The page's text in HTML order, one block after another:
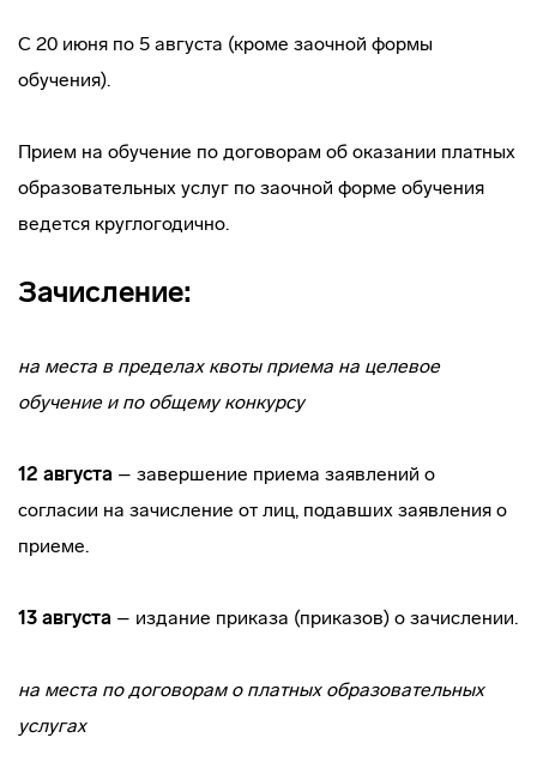
С 20 июня по 5 августа (кроме заочной формы
обучения).
Прием на обучение по договорам об оказании платных
образовательных услуг по заочной форме обучения
ведется круглогодично.
Зачисление:
на места в пределах квоты приема на целевое
обучение и по общему конкурсу
12 августа – завершение приема заявлений о
согласии на зачисление от лиц, подавших заявления о
приеме.
13 августа – издание приказа (приказов) о зачислении.
на места по договорам о платных образовательных
услугах